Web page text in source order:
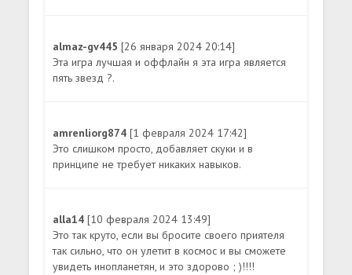
almaz-gv445[26 января 2024 20:14]
Эта игра лучшая и оффлайн я эта игра является
пять звезд ?.
amrenliorg874[1 февраля 2024 17:42]
Это слишком просто, добавляет скуки и в
принципе не требует никаких навыков.
alla14[10 февраля 2024 13:49]
Это так круто, если вы бросите своего приятеля
так сильно, что он улетит в космос и вы сможете
увидеть инопланетян, и это здорово ; )!!!!